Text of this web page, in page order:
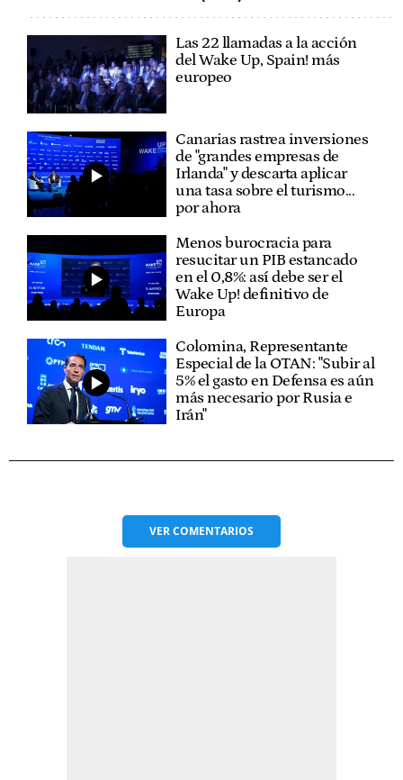
Las 22 llamadas a la acción
del Wake Up, Spain! más
europeo
Canarias rastrea inversiones
de "grandes empresas de
Irlanda" y descarta aplicar
una tasa sobre el turismo...
por ahora
Menos burocracia para
resucitar un PIB estancado
en el 0,8%: así debe ser el
Wake Up! definitivo de
Europa
Colomina, Representante
Especial de la OTAN: "Subir al
5% el gasto en Defensa es aún
más necesario por Rusia e
Irán"
VERCOMENTARIOS